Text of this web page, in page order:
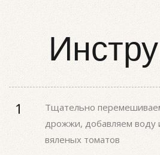
Тщательно
дрожжи, добавляем воду
вяленых томатов